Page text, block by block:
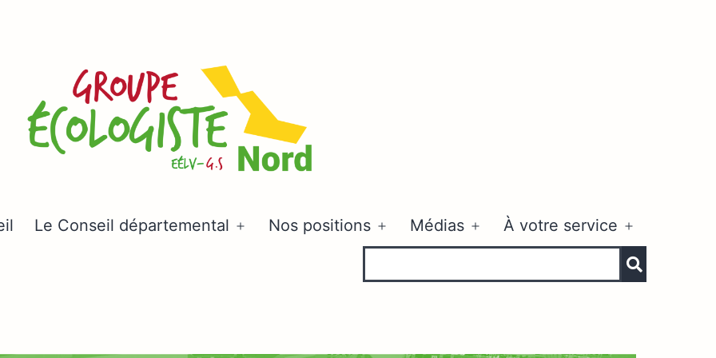
Le Conseil départemental
Ouvrir
Nos positions
Ouvrir
menu
Médias
Ouvrir
menu
À votre service
le
menu